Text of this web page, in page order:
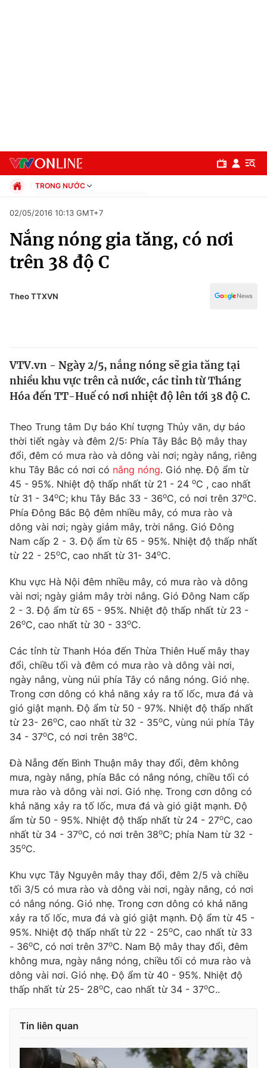
Chuyên mục
Chính trị
Y tế
Tin tức
Thế giới đó đây
Câu chuyện quốc tế
Kinh tế
Tài chính
Thị trường
Góc doanh nghiệp
Dữ liệu và đời sống
Truyền hình
Phim VTV
Hậu trường
Nhân vật
Khán giả
Giải sao mai
Giải trí
Âm nhạc
Sao
Đời sống
Du lịch
Làm đẹp
Chất lượng cuộc sống
Giáo dục
Học trực tuyến
Công nghệ
Hitech Công nghệ tương lai
Sản phẩm
Thị trường
Giao lưu trực tuyến
Lịch phát sóng
Chuyên mục khác
Emagazine Podcast
Photo Infographic
Video
VTV Money VTV Thể thao
VTV Sức khoẻ Bất động sản
Thị trường 24h Tấm lòng Việt
VTV4 Vươn mình bằng AI
VTV9
Liên hệ tòa soạn English
TRONG NƯỚC
Xã hội
Pháp luật
Kinh tế
Thể thao
Văn hóa - Giải trí
Giáo dục
02/05/2016 10:13 GMT+7
Nắng nóng gia tăng, có nơi
trên 38 độ C
Theo TTXVN
VTV.vn - Ngày 2/5, nắng nóng sẽ gia tăng tại
nhiều khu vực trên cả nước, các tỉnh từ Tháng
Hóa đến TT-Huế có nơi nhiệt độ lên tới 38 độ C.
Theo Trung tâm Dự báo Khí tượng Thủy văn, dự báo
thời tiết ngày và đêm 2/5: Phía Tây Bắc Bộ mây thay
đổi, đêm có mưa rào và dông vài nơi; ngày nắng, riêng
khu Tây Bắc có nơi có nắng nóng. Gió nhẹ. Độ ẩm từ
45 - 95%. Nhiệt độ thấp nhất từ 21 - 24 oC , cao nhất
từ 31 - 34oC; khu Tây Bắc 33 - 36oC, có nơi trên 37oC.
Phía Đông Bắc Bộ đêm nhiều mây, có mưa rào và
dông vài nơi; ngày giảm mây, trời nắng. Gió Đông
Nam cấp 2 - 3. Độ ẩm từ 65 - 95%. Nhiệt độ thấp nhất
từ 22 - 25oC, cao nhất từ 31- 34oC.
Khu vực Hà Nội đêm nhiều mây, có mưa rào và dông
vài nơi; ngày giảm mây trời nắng. Gió Đông Nam cấp
2 - 3. Độ ẩm từ 65 - 95%. Nhiệt độ thấp nhất từ 23 -
26oC, cao nhất từ 30 - 33oC.
Các tỉnh từ Thanh Hóa đến Thừa Thiên Huế mây thay
đổi, chiều tối và đêm có mưa rào và dông vài nơi,
ngày nắng, vùng núi phía Tây có nắng nóng. Gió nhẹ.
Trong cơn dông có khả năng xảy ra tố lốc, mưa đá và
gió giật mạnh. Độ ẩm từ 50 - 97%. Nhiệt độ thấp nhất
từ 23- 26oC, cao nhất từ 32 - 35oC, vùng núi phía Tây
34 - 37oC, có nơi trên 38oC.
Đà Nẵng đến Bình Thuận mây thay đổi, đêm không
mưa, ngày nắng, phía Bắc có nắng nóng, chiều tối có
mưa rào và dông vài nơi. Gió nhẹ. Trong cơn dông có
khả năng xảy ra tố lốc, mưa đá và gió giật mạnh. Độ
ẩm từ 50 - 95%. Nhiệt độ thấp nhất từ 24 - 27oC, cao
nhất từ 34 - 37oC, có nơi trên 38oC; phía Nam từ 32 -
35oC.
Khu vực Tây Nguyên mây thay đổi, đêm 2/5 và chiều
tối 3/5 có mưa rào và dông vài nơi, ngày nắng, có nơi
có nắng nóng. Gió nhẹ. Trong cơn dông có khả năng
xảy ra tố lốc, mưa đá và gió giật mạnh. Độ ẩm từ 45 -
95%. Nhiệt độ thấp nhất từ 22 - 25oC, cao nhất từ 33
- 36oC, có nơi trên 37oC. Nam Bộ mây thay đổi, đêm
không mưa, ngày nắng nóng, chiều tối có mưa rào và
dông vài nơi. Gió nhẹ. Độ ẩm từ 40 - 95%. Nhiệt độ
thấp nhất từ 25- 28oC, cao nhất từ 34 - 37oC..
Tin liên quan